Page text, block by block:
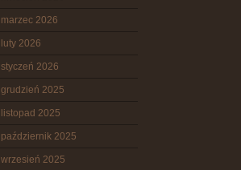
marzec 2026
luty 2026
styczeń 2026
grudzień 2025
listopad 2025
październik 2025
wrzesień 2025